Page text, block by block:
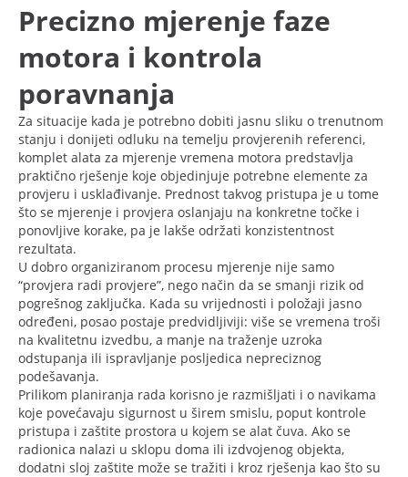
Precizno mjerenje faze
motora i kontrola
poravnanja
Za situacije kada je potrebno dobiti jasnu sliku o trenutnom
stanju i donijeti odluku na temelju provjerenih referenci,
komplet alata za mjerenje vremena motora predstavlja
praktično rješenje koje objedinjuje potrebne elemente za
provjeru i usklađivanje. Prednost takvog pristupa je u tome
što se mjerenje i provjera oslanjaju na konkretne točke i
ponovljive korake, pa je lakše održati konzistentnost
rezultata.
U dobro organiziranom procesu mjerenje nije samo
“provjera radi provjere”, nego način da se smanji rizik od
pogrešnog zaključka. Kada su vrijednosti i položaji jasno
određeni, posao postaje predvidljiviji: više se vremena troši
na kvalitetnu izvedbu, a manje na traženje uzroka
odstupanja ili ispravljanje posljedica nepreciznog
podešavanja.
Prilikom planiranja rada korisno je razmišljati i o navikama
koje povećavaju sigurnost u širem smislu, poput kontrole
pristupa i zaštite prostora u kojem se alat čuva. Ako se
radionica nalazi u sklopu doma ili izdvojenog objekta,
dodatni sloj zaštite može se tražiti i kroz rješenja kao što su